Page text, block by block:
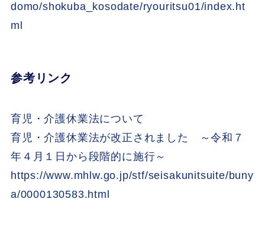
domo/shokuba_kosodate/ryouritsu01/index.ht
ml
参考リンク
育児・介護休業法について
育児・介護休業法が改正されました ～令和７
年４月１日から段階的に施行～
https://www.mhlw.go.jp/stf/seisakunitsuite/buny
a/0000130583.html